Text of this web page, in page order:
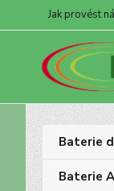
Jak provést
Baterie
Baterie